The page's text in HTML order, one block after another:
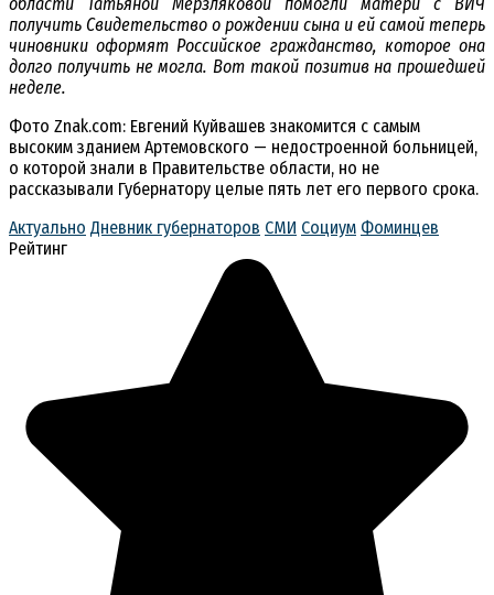
получить Свидетельство о рождении сына и ей самой теперь
чиновники оформят Российское гражданство, которое она
долго получить не могла. Вот такой позитив на прошедшей
неделе.
Фото Znak.com: Евгений Куйвашев знакомится с самым
высоким зданием Артемовского — недостроенной больницей,
о которой знали в Правительстве области, но не
рассказывали Губернатору целые пять лет его первого срока.
Актуально Дневник губернаторов СМИ Социум Фоминцев
Рейтинг